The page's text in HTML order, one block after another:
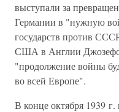
выступали за
Германии в "нужную
государств против
США в Англии
"продолжение войны
во всей Европе".
В конце октября 1939